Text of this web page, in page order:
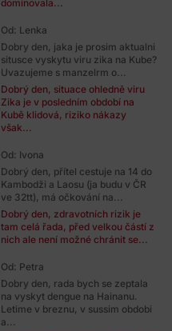
dominovala...
Od: Lenka
Dobry den, jaka je prosim aktualni
situsce vyskytu viru zika na Kube?
Uvazujeme s manzelrm o...
Dobrý den, situace ohledně viru
Zika je v posledním období na
Kubě klidová, riziko nákazy
však...
Od: Ivona
Dobrý den, přítel cestuje na 14 do
Kambodži a Laosu (ja budu v ČR
ve 32tt), má očkování na...
Dobrý den, zdravotních rizik je
tam celá řada, před velkou částí z
nich ale není možné chránit se...
Od: Petra
Dobry den, rada bych se zeptala
na vyskyt dengue na Hainanu.
Letime v breznu, v sussim obdobi
a...